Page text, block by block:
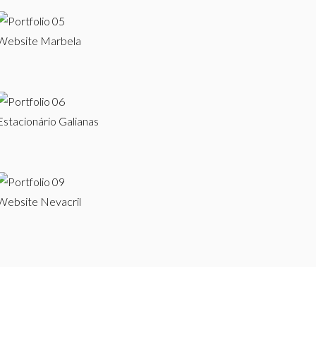
Marbela
Galianas
Nevacril